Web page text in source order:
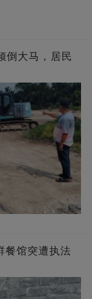
倒大马，居民
餐馆突遭执法